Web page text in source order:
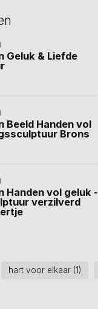
Geluk & Liefde
Beeld Handen vol
Brons
Handen vol geluk -
verzilverd
hart voor elkaar (1)